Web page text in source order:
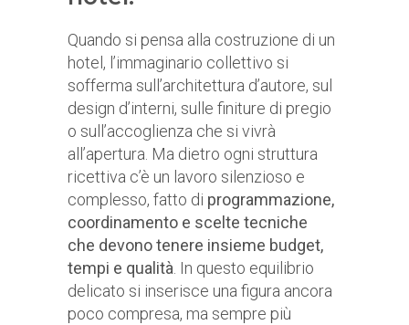
Quando si pensa alla costruzione di un
hotel, l’immaginario collettivo si
sofferma sull’architettura d’autore, sul
design d’interni, sulle finiture di pregio
o sull’accoglienza che si vivrà
all’apertura. Ma dietro ogni struttura
ricettiva c’è un lavoro silenzioso e
complesso, fatto di programmazione,
coordinamento e scelte tecniche
che devono tenere insieme budget,
tempi e qualità. In questo equilibrio
delicato si inserisce una figura ancora
poco compresa, ma sempre più